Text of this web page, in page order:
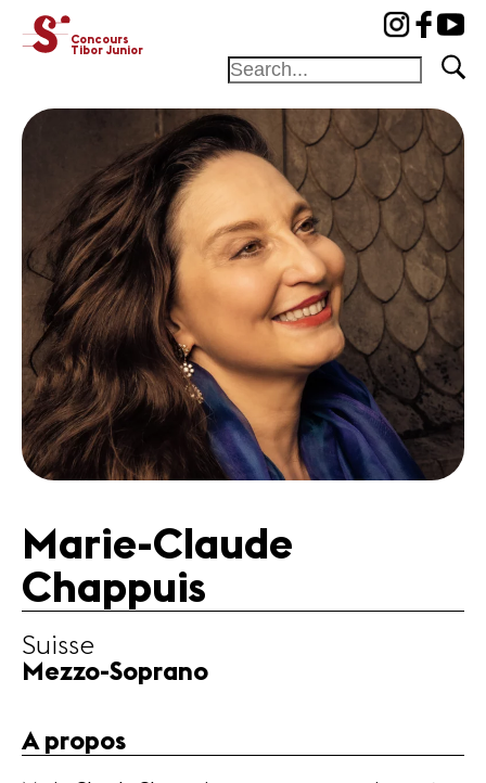
Concours
Tibor Junior
Fondation
Festival
Académie
Concours
Amis et
Mécènes
Médiation
Home
Jury
Programme
Lauréats
Actualités
Concerts
Médiation
Revue de
Marie-Claude
Chappuis
Suisse
Mezzo-Soprano
A propos